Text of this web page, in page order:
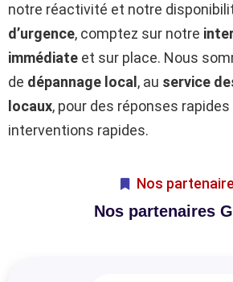
notre réactivité et notre
d’urgence, comptez sur notre
immédiate et sur place. Nous
de dépannage local , au service
locaux, pour des réponses
interventions rapides.
Nos
Nos partenaires